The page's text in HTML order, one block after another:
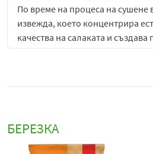
По време на процеса на сушене
извежда, което концентрира
качества на салаката и
вкусов профил. Резултатът е
допълнение към бира или други
традиционен стил. Често се
БЕРЕЗКА